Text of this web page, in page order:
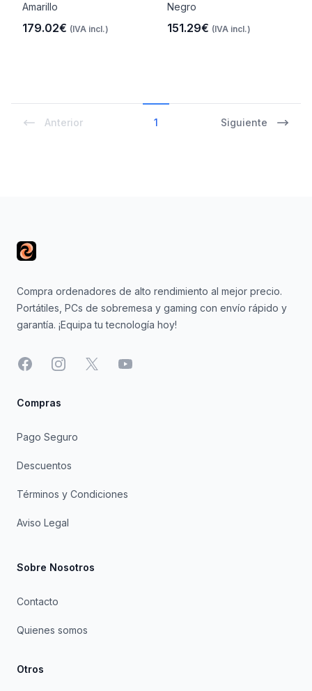
Amarillo
179.02€ (IVA incl.)
Negro
151.29€ (IVA incl.)
Anterior 1 Siguiente
Compra ordenadores de alto rendimiento al mejor precio.
Portátiles, PCs de sobremesa y gaming con envío rápido y
garantía. ¡Equipa tu tecnología hoy!
FacebookInstagram
X YouTube
Compras
Pago Seguro
Descuentos
Términos y Condiciones
Aviso Legal
Sobre Nosotros
Contacto
Quienes somos
Otros